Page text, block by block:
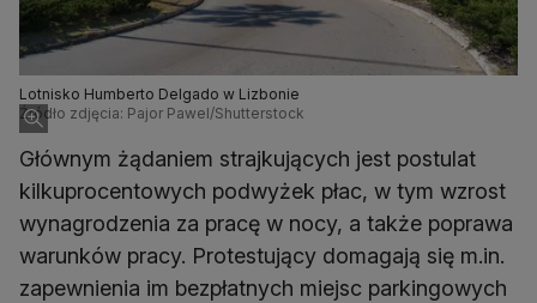
Lotnisko Humberto Delgado w Lizbonie
Źródło zdjęcia: Pajor Pawel/Shutterstock
Głównym żądaniem strajkujących jest postulat
kilkuprocentowych podwyżek płac, w tym wzrost
wynagrodzenia za pracę w nocy, a także poprawa
warunków pracy. Protestujący domagają się m.in.
zapewnienia im bezpłatnych miejsc parkingowych